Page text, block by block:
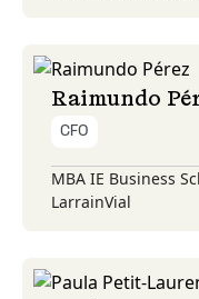
Raimundo
CFO
MBA IE Business
LarrainVial